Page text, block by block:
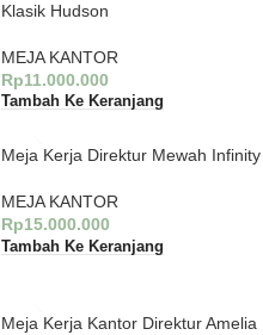
Klasik Hudson
MEJA KANTOR
Rp11.000.000
Tambah Ke Keranjang
Meja Kerja Direktur Mewah Infinity
MEJA KANTOR
Rp15.000.000
Tambah Ke Keranjang
Meja Kerja Kantor Direktur Amelia